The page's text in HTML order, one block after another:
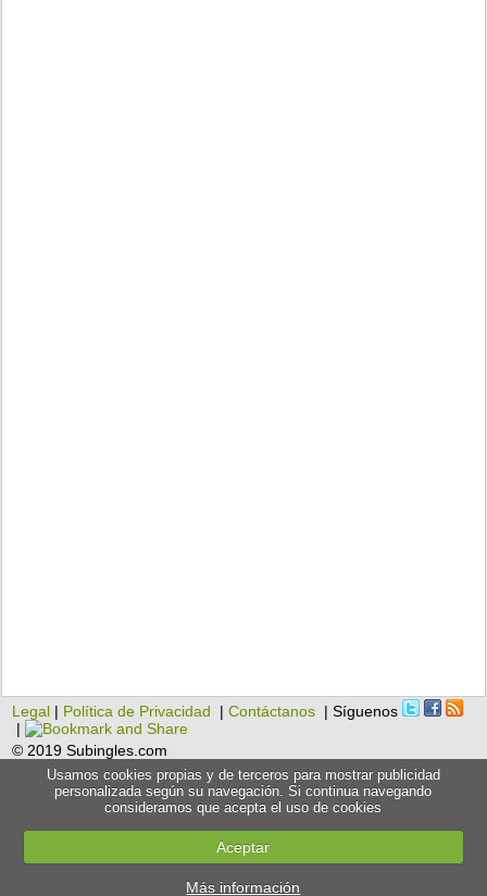
Legal | Política de Privacidad |Contáctanos | Síguenos
|
© 2019 Subingles.com
Usamos cookies propias y de terceros para mostrar publicidad
personalizada según su navegación. Si continua navegando
consideramos que acepta el uso de cookies
Aceptar
Más información